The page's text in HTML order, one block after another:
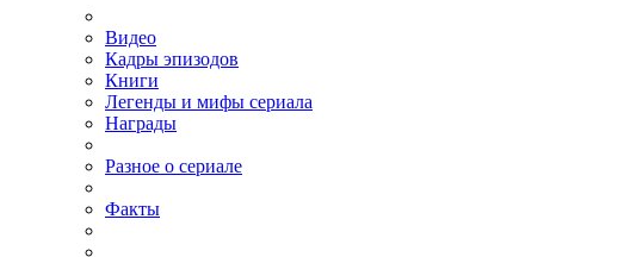
Видео
Кадры эпизодов
Книги
Легенды и мифы сериала
Награды
Разное о сериале
Факты